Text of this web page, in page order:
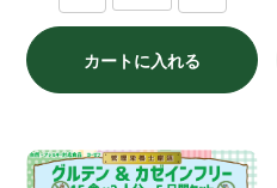
カートに入れる